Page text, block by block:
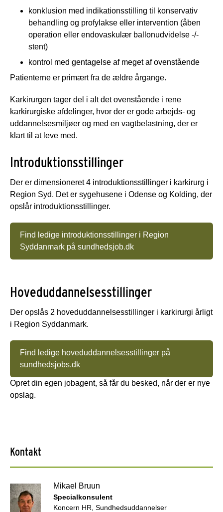
konklusion med indikationsstilling til konservativ
behandling og profylakse eller intervention (åben
operation eller endovaskulær ballonudvidelse -/-
stent)
kontrol med gentagelse af meget af ovenstående
Patienterne er primært fra de ældre årgange.
Karkirurgen tager del i alt det ovenstående i rene
karkirurgiske afdelinger, hvor der er gode arbejds- og
uddannelsesmiljøer og med en vagtbelastning, der er
klart til at leve med.
Introduktionsstillinger
Der er dimensioneret 4 introduktionsstillinger i karkirurg i
Region Syd. Det er sygehusene i Odense og Kolding, der
opslår introduktionsstillinger.
Find ledige introduktionsstillinger i Region
Syddanmark på sundhedsjob.dk
Hoveduddannelsesstillinger
Der opslås 2 hoveduddannelsesstillinger i karkirurgi årligt
i Region Syddanmark.
Find ledige hoveduddannelsesstillinger på
sundhedsjobs.dk
Opret din egen jobagent, så får du besked, når der er nye
opslag.
Kontakt
Mikael Bruun
Specialkonsulent
Koncern HR, Sundhedsuddannelser